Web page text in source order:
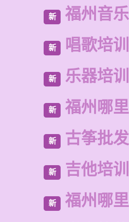
新 福州音
新 唱歌培
新 乐器培
新 福州哪
新 古筝批
新 吉他培
新 福州哪